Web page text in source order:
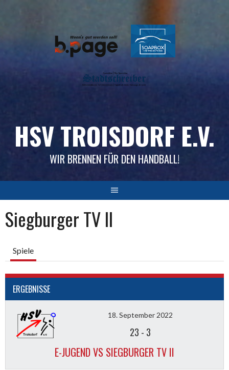
HSV TROISDORF E.V.
WIR BRENNEN FÜR DEN HANDBALL!
Siegburger TV II
Spiele
ERGEBNISSE
18. September 2022
23 - 3
E-JUGEND VS SIEGBURGER TV II